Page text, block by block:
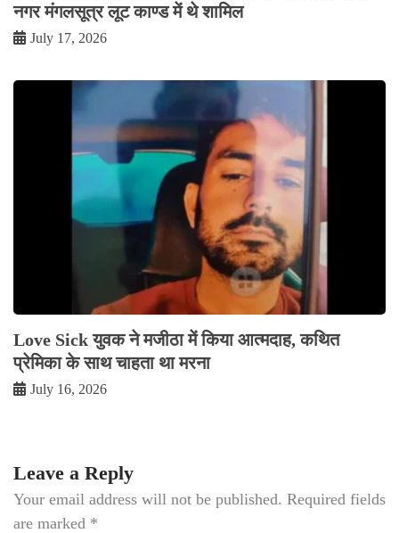
नगर मंगलसूत्र लूट काण्‍ड में थे शामिल
July 17, 2026
Love Sick युवक ने मजीठा में किया आत्मदाह, कथित
प्रेमिका के साथ चाहता था मरना
July 16, 2026
Leave a Reply
Your email address will not be published. Required fields
are marked *